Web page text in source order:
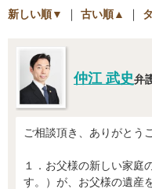
新しい順▼ ｜ 古い順▲ ｜
仲江 武史弁
ご相談頂き、ありがとう
１．お父様の新しい家庭
す。）が、お父様の遺産